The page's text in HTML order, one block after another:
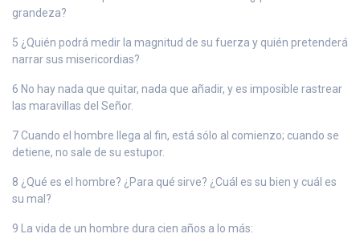
grandeza?
5 ¿Quién podrá medir la magnitud de su fuerza y quién pretenderá
narrar sus misericordias?
6 No hay nada que quitar, nada que añadir, y es imposible rastrear
las maravillas del Señor.
7 Cuando el hombre llega al fin, está sólo al comienzo; cuando se
detiene, no sale de su estupor.
8 ¿Qué es el hombre? ¿Para qué sirve? ¿Cuál es su bien y cuál es
su mal?
9 La vida de un hombre dura cien años a lo más: